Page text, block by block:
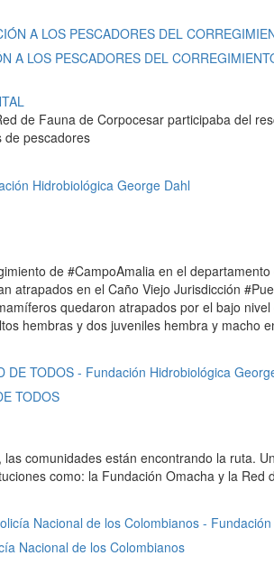
A LOS PESCADORES DEL
de Fauna de Corpocesar participaba del
de pescadores
de #CampoAmalia en el
atrapados en el Caño Viejo Jurisdicción
quedaron atrapados por el bajo
hembras y dos juveniles hembra y macho
TODOS
comunidades están encontrando la ruta.
como: la Fundación Omacha y la
Nacional de los Colombianos